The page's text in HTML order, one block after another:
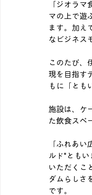
「ジオラ
マの上で遊
ます。加え
なビジネス
このたび、
現を目指す
もに「とも
施設は、ケ
た飲食スペ
「ふれあ
ルド"とも
いただくこ
ダムらしさ
です。